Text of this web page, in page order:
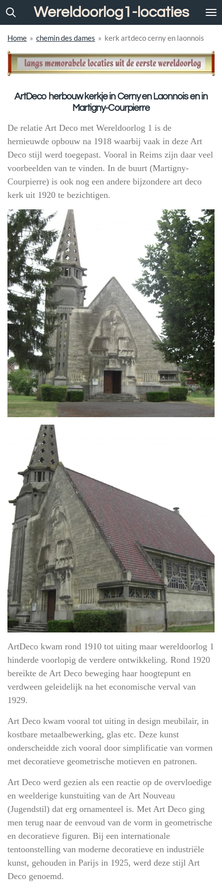
Ga
de
hoofdinhoud
Wereldoorlog1-locaties
Home » chemin des dames » kerk artdeco cerny en laonnois
ArtDeco herbouw kerkje in Cerny en Laonnois en in
Martigny-Courpierre
De relatie Art Deco met Wereldoorlog 1 is de
hernieuwde opbouw na 1918 waarbij vaak in deze Art
Deco stijl werd toegepast. Vooral in Reims zijn daar veel
voorbeelden van te vinden. In de buurt (Martigny-
Courpierre) is ook nog een andere bijzondere art deco
kerk uit 1920 te bezichtigen.
ArtDeco kwam rond 1910 tot uiting maar wereldoorlog 1
hinderde voorlopig de verdere ontwikkeling. Rond 1920
bereikte de Art Deco beweging haar hoogtepunt en
verdween geleidelijk na het economische verval van
1929.
Art Deco kwam vooral tot uiting in design meubilair, in
kostbare metaalbewerking, glas etc. Deze kunst
onderscheidde zich vooral door simplificatie van vormen
met decoratieve geometrische motieven en patronen.
Art Deco werd gezien als een reactie op de overvloedige
en weelderige kunstuiting van de Art Nouveau
(Jugendstil) dat erg ornamenteel is. Met Art Deco ging
men terug naar de eenvoud van de vorm in geometrische
en decoratieve figuren. Bij een internationale
tentoonstelling van moderne decoratieve en industriële
kunst, gehouden in Parijs in 1925, werd deze stijl Art
Deco genoemd.